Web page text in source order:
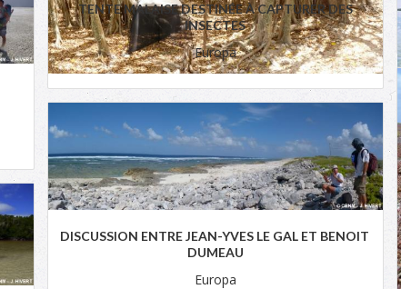
TENTE MALAISE DESTINÉE À CAPTURER DES
INSECTES
Europa
DISCUSSION ENTRE JEAN-YVES LE GAL ET BENOIT
DUMEAU
Europa